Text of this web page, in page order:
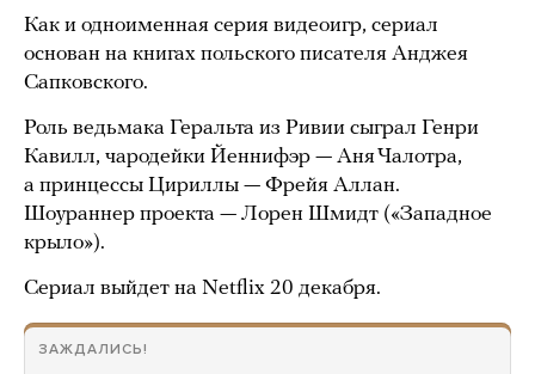
Как и одноименная серия видеоигр, сериал
основан на книгах польского писателя Анджея
Сапковского.
Роль ведьмака Геральта из Ривии сыграл Генри
Кавилл, чародейки Йеннифэр — Аня Чалотра,
а принцессы Цириллы — Фрейя Аллан.
Шоураннер проекта — Лорен Шмидт («Западное
крыло»).
Сериал выйдет на Netflix 20 декабря.
ЗАЖДАЛИСЬ!